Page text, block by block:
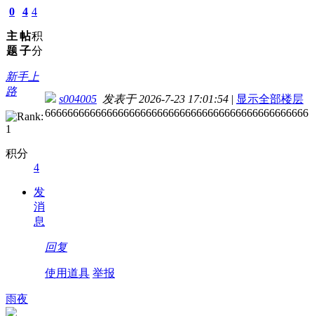
0
主
题
4
帖
子
4
积
分
新手上
路
积分
4
发
消
息
s004005 发表于 2026-7-23 17:01:54 | 显示全部楼层
66666666666666666666666666666666666666666666666
回复
使用道具 举报
雨夜